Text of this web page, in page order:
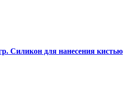
Силикон для нанесения кистью